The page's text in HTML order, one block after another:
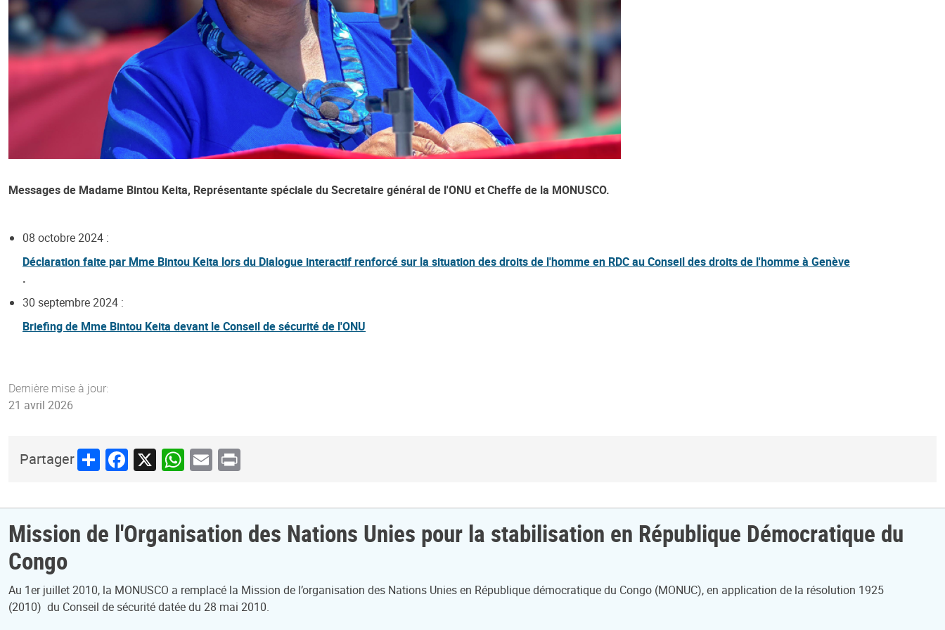
Messages de Madame Bintou Keita, Représentante spéciale du Secretaire général de l'ONU et Cheffe de la MONUSCO.
08 octobre 2024 :
Déclaration faite par Mme Bintou Keita lors du Dialogue interactif renforcé sur la situation des droits de l'homme en RDC au Conseil des droits de l'homme à Genève
.
30 septembre 2024 :
Briefing de Mme Bintou Keita devant le Conseil de sécurité de l'ONU
Dernière mise à jour:
21 avril 2026
PartagerShareFacebook
X WhatsApp
Email
Print
Mission de l'Organisation des Nations Unies pour la stabilisation en République Démocratique du
Congo
Au 1er juillet 2010, la MONUSCO a remplacé la Mission de l’organisation des Nations Unies en République démocratique du Congo (MONUC), en application de la résolution 1925
(2010) du Conseil de sécurité datée du 28 mai 2010.